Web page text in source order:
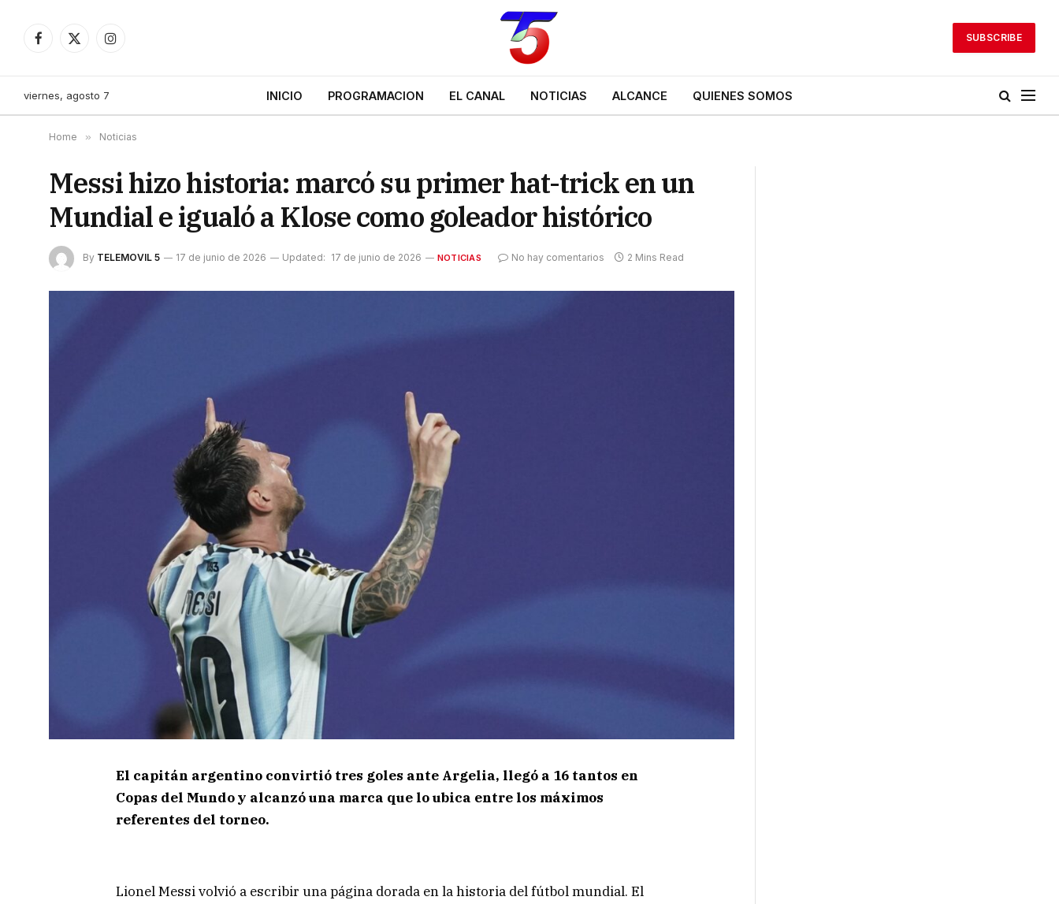
Facebook
X
Instagram
SUBSCRIBE
viernes, agosto 7 INICIO PROGRAMACION EL CANAL NOTICIAS ALCANCE QUIENES SOMOS
Home » Noticias
Messi hizo historia: marcó su primer hat-trick en un
Mundial e igualó a Klose como goleador histórico
By TELEMOVIL 5 17 de junio de 2026 Updated: 17 de junio de 2026 NOTICIAS No hay comentarios 2 Mins Read
El capitán argentino convirtió tres goles ante Argelia, llegó a 16 tantos en
Copas del Mundo y alcanzó una marca que lo ubica entre los máximos
referentes del torneo.
Lionel Messi volvió a escribir una página dorada en la historia del fútbol mundial. El